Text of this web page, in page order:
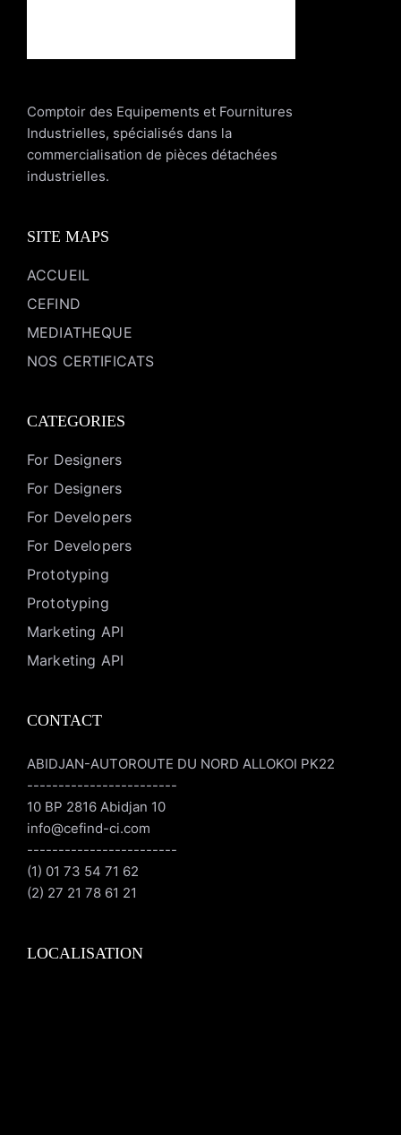
Comptoir des Equipements et Fournitures
Industrielles, spécialisés dans la
commercialisation de pièces détachées
industrielles.
SITE MAPS
ACCUEIL
CEFIND
MEDIATHEQUE
NOS CERTIFICATS
CATEGORIES
For Designers
For Designers
For Developers
For Developers
Prototyping
Prototyping
Marketing API
Marketing API
CONTACT
ABIDJAN-AUTOROUTE DU NORD ALLOKOI PK22
------------------------
10 BP 2816 Abidjan 10
info@cefind-ci.com
------------------------
(1) 01 73 54 71 62
(2) 27 21 78 61 21
LOCALISATION